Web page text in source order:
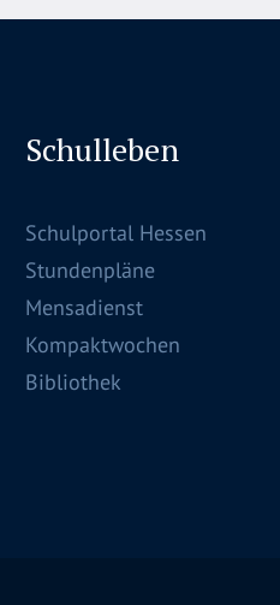
Schulleben
Schulportal Hessen
Stundenpläne
Mensadienst
Kompaktwochen
Bibliothek